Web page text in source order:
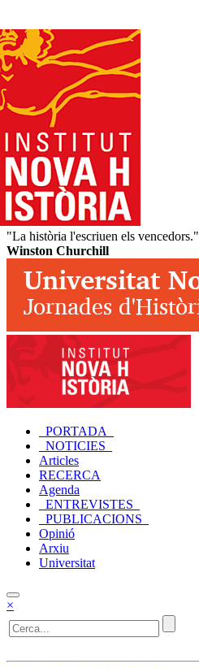
"La història l'escriuen els vencedors."
Winston Churchill
_PORTADA_
_NOTICIES_
Articles
RECERCA
Agenda
_ENTREVISTES_
_PUBLICACIONS_
Opinió
Arxiu
Universitat
×